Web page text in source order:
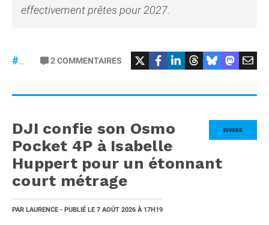
effectivement prêtes pour 2027.
2COMMENTAIRES
DIVERS
DJI confie son Osmo
Pocket 4P à Isabelle
Huppert pour un étonnant
court métrage
PAR LAURENCE - PUBLIÉ LE 7 AOÛT 2026 À 17H19